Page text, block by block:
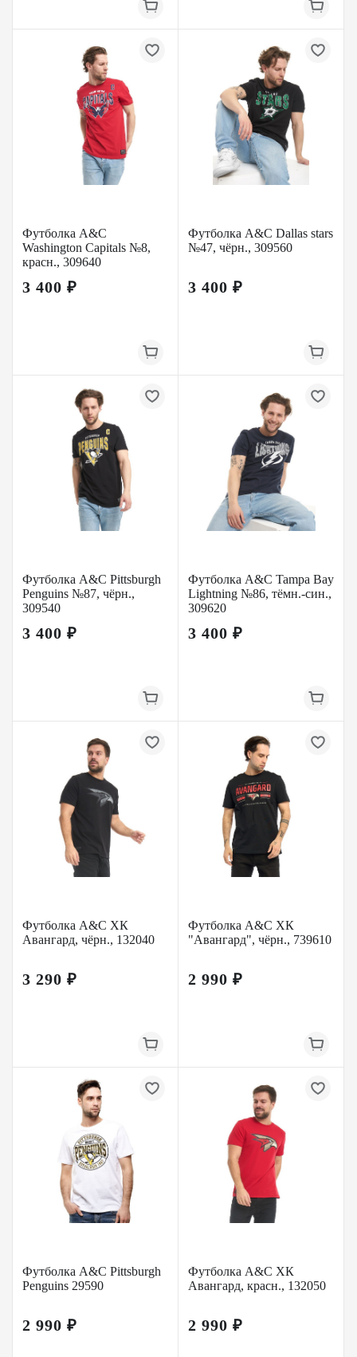
Футболка A&C
Washington Capitals №8,
красн., 309640
3 400 ₽
Футболка A&C Dallas stars
№47, чёрн., 309560
3 400 ₽
Футболка A&C Pittsburgh
Penguins №87, чёрн.,
309540
3 400 ₽
Футболка A&C Tampa Bay
Lightning №86, тёмн.-син.,
309620
3 400 ₽
Футболка A&C ХК
Авангард, чёрн., 132040
3 290 ₽
Футболка A&C ХК
"Авангард", чёрн., 739610
2 990 ₽
Футболка A&C Pittsburgh
Penguins 29590
2 990 ₽
Футболка A&C ХК
Авангард, красн., 132050
2 990 ₽